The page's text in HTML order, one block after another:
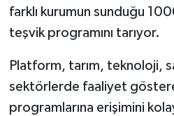
farklı kurumun sunduğu
teşvik programını tarıyor.
Platform, tarım, teknoloji,
sektörlerde faaliyet
programlarına erişimini